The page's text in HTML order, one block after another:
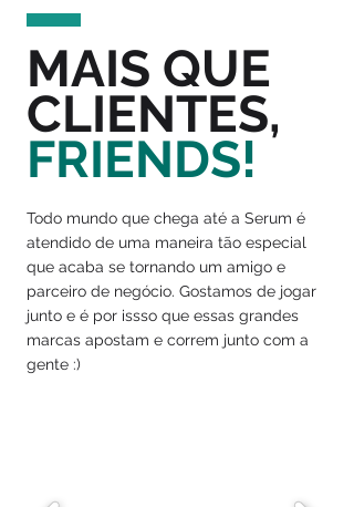
MAIS QUE
CLIENTES,
FRIENDS!
Todo mundo que chega até a Serum é
atendido de uma maneira tão especial
que acaba se tornando um amigo e
parceiro de negócio. Gostamos de jogar
junto e é por issso que essas grandes
marcas apostam e correm junto com a
gente :)